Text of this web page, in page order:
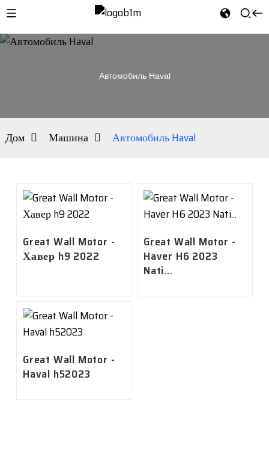
Автомобиль Haval
Дом Машина Автомобиль Haval
Great Wall Motor -
Хавер h9 2022
Great Wall Motor -
Haver H6 2023
Nati...
Great Wall Motor -
Haval h52023